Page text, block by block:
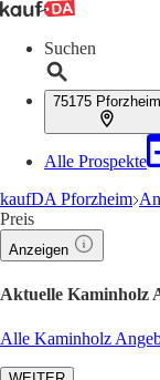
Suchen
75175 Pforzheim
Alle Prospekte
kaufDA Pforzheim
Preis
Anzeigen
Aktuelle Kaminholz
Alle Kaminholz